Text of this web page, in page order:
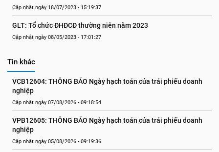
Cập nhật ngày 18/07/2023 - 15:19:37
GLT: Tổ chức ĐHĐCĐ thường niên năm 2023
Cập nhật ngày 08/05/2023 - 17:01:27
Tin khác
VCB12604: THÔNG BÁO Ngày hạch toán của trái phiếu doanh
nghiệp
Cập nhật ngày 07/08/2026 - 09:18:54
VPB12605: THÔNG BÁO Ngày hạch toán của trái phiếu doanh
nghiệp
Cập nhật ngày 05/08/2026 - 09:19:36